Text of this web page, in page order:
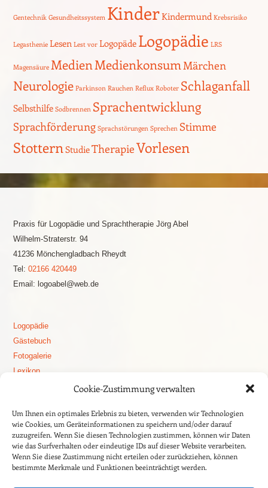
Cookie-Zustimmung verwalten
Um Ihnen ein optimales Erlebnis zu bieten, verwenden wir Technologien
wie Cookies, um Geräteinformationen zu speichern und/oder darauf
zuzugreifen. Wenn Sie diesen Technologien zustimmen, können wir Daten
wie das Surfverhalten oder eindeutige IDs auf dieser Website verarbeiten.
Wenn Sie diese Zustimmung nicht erteilen oder zurückziehen, können
bestimmte Merkmale und Funktionen beeinträchtigt werden.
Gentechnik Gesundheitssystem KinderKindermund Krebsrisiko
Legasthenie Lesen Lest vor Logopäde Logopädie LRS
Magensäure MedienMedienkonsumMärchen
Neurologie Parkinson Rauchen Reflux Roboter Schlaganfall
Selbsthilfe Sodbrennen Sprachentwicklung
Sprachförderung Sprachstörungen Sprechen Stimme
StotternStudieTherapieVorlesen
Praxis für Logopädie und Sprachtherapie Jörg Abel
Wilhelm-Straterstr. 94
41236 Mönchengladbach Rheydt
Tel: 02166 420449
Email: logoabel@web.de
Logopädie
Gästebuch
Fotogalerie
Lexikon
Aphasie
Apoplex – Schlaganfall
Dysphagie
Sprachentwicklung